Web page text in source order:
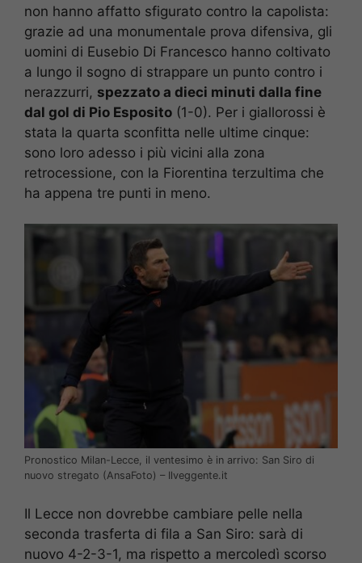
non hanno affatto sfigurato contro la capolista:
grazie ad una monumentale prova difensiva, gli
uomini di Eusebio Di Francesco hanno coltivato
a lungo il sogno di strappare un punto contro i
nerazzurri, spezzato a dieci minuti dalla fine
dal gol di Pio Esposito (1-0). Per i giallorossi è
stata la quarta sconfitta nelle ultime cinque:
sono loro adesso i più vicini alla zona
retrocessione, con la Fiorentina terzultima che
ha appena tre punti in meno.
Pronostico Milan-Lecce, il ventesimo è in arrivo: San Siro di
nuovo stregato (AnsaFoto) – Ilveggente.it
Il Lecce non dovrebbe cambiare pelle nella
seconda trasferta di fila a San Siro: sarà di
nuovo 4-2-3-1, ma rispetto a mercoledì scorso